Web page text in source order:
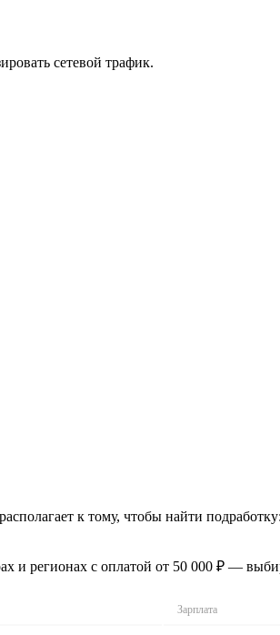
сетевой трафик.
к тому, чтобы найти
и регионах с оплатой от 50 000 ₽ —
Зарплата